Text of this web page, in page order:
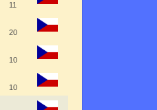
11
20
10
10